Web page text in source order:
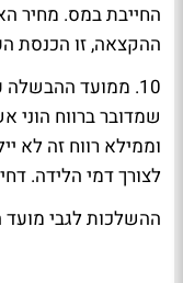
החייבת במס. מחיר
ההקצאה, זו הכנסת
10. ממועד
שמדובר ברווח הוני
וממילא רווח זה לא
לצורך דמי הלידה.
ההשלכות לגבי מועד